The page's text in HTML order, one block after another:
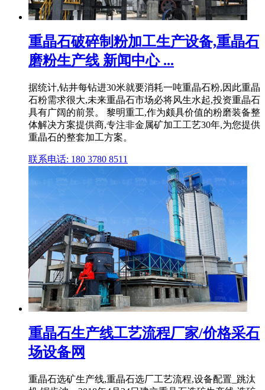
重晶石破碎制粉加工生产设备,重晶石
磨粉生产线 新闻中心 ...
据统计,钻井每钻进30米就要消耗一吨重晶石粉,因此重晶
石粉需求很大,未来重晶石市场必将风生水起,投资重晶石
具有广阔的前景。 黎明重工,作为颇具价值的粉磨装备整
体解决方案提供商,专注非金属矿加工工艺30年,为您提供
重晶石的整套加工方案。
联系电话: 180 3780 8511
重晶石生产线工艺流程厂家/价格采石
场设备网
重晶石选矿生产线,重晶石选厂工艺流程,设备配置_跳汰